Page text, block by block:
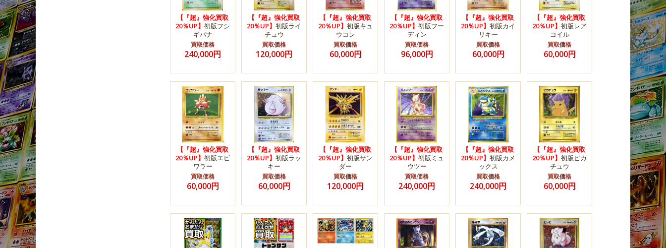
【『超』強化買取
20％UP】 初版フシ
ギバナ
買取価格
240,000円
【『超』強化買取
20％UP】 初版ライ
チュウ
買取価格
120,000円
【『超』強化買取
20％UP】 初版キュ
ウコン
買取価格
60,000円
【『超』強化買取
20％UP】 初版フー
ディン
買取価格
96,000円
【『超』強化買取
20％UP】 初版カイ
リキー
買取価格
60,000円
【『超』強化買取
20％UP】 初版レア
コイル
買取価格
60,000円
【『超』強化買取
20％UP】 初版エビ
ワラー
買取価格
60,000円
【『超』強化買取
20％UP】 初版ラッ
キー
買取価格
60,000円
【『超』強化買取
20％UP】 初版サン
ダー
買取価格
120,000円
【『超』強化買取
20％UP】 初版ミュ
ウツー
買取価格
240,000円
【『超』強化買取
20％UP】 初版カメ
ックス
買取価格
240,000円
【『超』強化買取
20％UP】 初版ピカ
チュウ
買取価格
60,000円